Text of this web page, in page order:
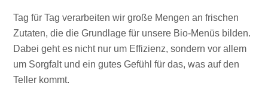
Tag für Tag verarbeiten wir große Mengen an frischen
Zutaten, die die Grundlage für unsere Bio-Menüs bilden.
Dabei geht es nicht nur um Effizienz, sondern vor allem
um Sorgfalt und ein gutes Gefühl für das, was auf den
Teller kommt.